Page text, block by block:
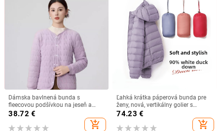
Dámska bavlnená bunda s
fleecovou podšívkou na jeseň a
zimu, úzky strih, ľahká a všestranná
38.72 €
add_shopping_cart
Ľahká krátka páperová bunda pre
ženy, nová, vertikálny golier s
kapucňou, plus veľkosť 90, biela
páperová módna zimná bunda
74.23 €
add_shopping_cart